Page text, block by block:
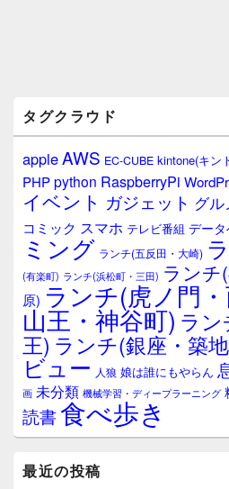
タグクラウド
appleAWS EC-CUBE kintone(キン
PHPpython RaspberryPi
イベント ガジェット グル
コミック スマホ テレビ番組 デー
ミング ランチ(五反田・大崎)
(有楽町) ランチ(浜松町・三田) ランチ
原) ランチ(虎ノ門
山王・神谷町) ラン
王) ランチ(銀座・築
ビュー 人狼 娘は誰にもやらん
画 未分類 機械学習・ディープラーニング
読書食べ歩き
最近の投稿